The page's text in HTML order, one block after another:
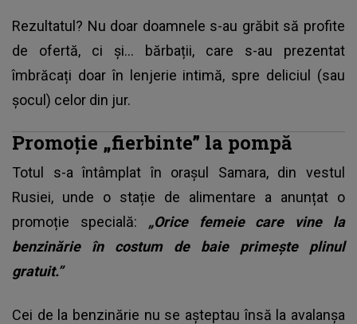
Rezultatul? Nu doar doamnele s-au grăbit să profite
de ofertă, ci și… bărbații, care s-au prezentat
îmbrăcați doar în lenjerie intimă, spre deliciul (sau
șocul) celor din jur.
Promoție „fierbinte” la pompă
Totul s-a întâmplat în orașul Samara, din vestul
Rusiei, unde o stație de alimentare a anunțat o
promoție specială: „Orice femeie care vine la
benzinărie în costum de baie primește plinul
gratuit.”
Cei de la benzinărie nu se așteptau însă la avalanșa